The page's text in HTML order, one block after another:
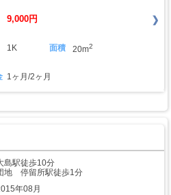
9,000円
1K 面積 20m2
1ヶ月/2ヶ月
島駅徒歩10分
地 停留所駅徒歩1分
年08月